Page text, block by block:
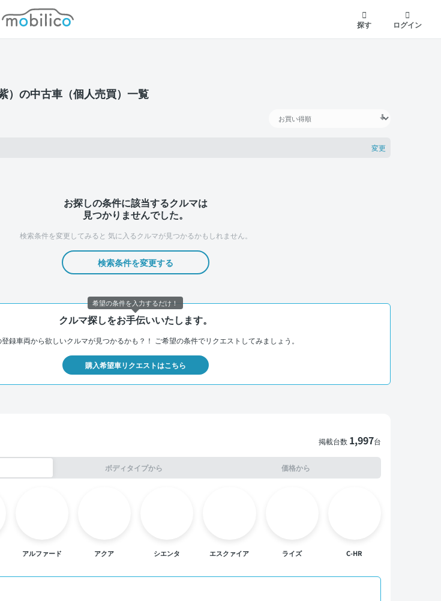
モビリコ
探す
ログイン
）の中古車（個人売買）一覧
変更
お探しの条件に該当するクルマは
見つかりませんでした。
検索条件を変更してみると 気に入るクルマが見つかるかもしれません。
検索条件を変更する
クルマ探しをお手伝いいたします。
録車両から欲しいクルマが見つかるかも？！ ご希望の条件でリクエストしてみましょう。
購入希望車リクエストはこちら
掲載台数 1,997台
ボディタイプから 価格から
アルファード アクア シエンタ エスクァイア ライズ C-HR
希望の条件を入力するだけ！